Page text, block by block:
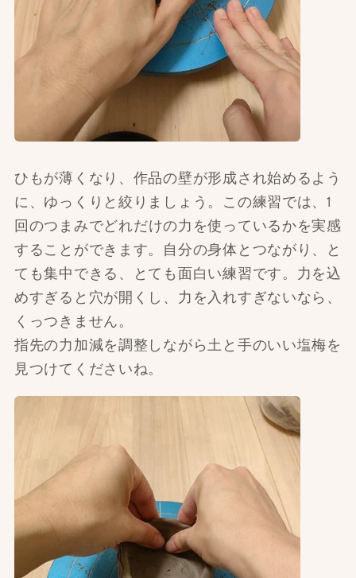
ひもが薄くなり、作品の壁が形成され始めるよう
に、ゆっくりと絞りましょう。この練習では、1
回のつまみでどれだけの力を使っているかを実感
することができます。自分の身体とつながり、と
ても集中できる、とても面白い練習です。力を込
めすぎると穴が開くし、力を入れすぎないなら、
くっつきません。
指先の力加減を調整しながら土と手のいい塩梅を
見つけてくださいね。